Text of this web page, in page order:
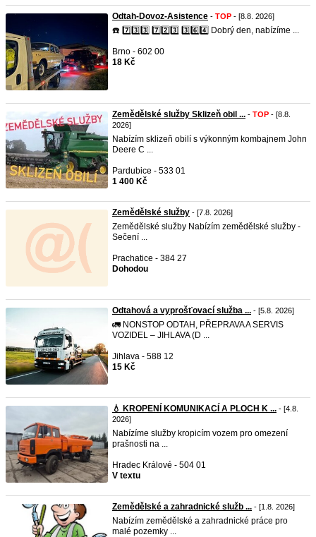
Odtah-Dovoz-Asistence - TOP - [8.8. 2026]
☎️ 7️⃣3️⃣3️⃣ 7️⃣2️⃣3️⃣ 3️⃣6️⃣4️⃣ Dobrý den, nabízíme ...
Brno - 602 00
18 Kč
Zemědělské služby Sklizeň obil ... - TOP - [8.8.
2026]
Nabízím sklizeň obilí s výkonným kombajnem John
Deere C ...
Pardubice - 533 01
1 400 Kč
Zemědělské služby - [7.8. 2026]
Zemědělské služby Nabízím zemědělské služby -
Sečení ...
Prachatice - 384 27
Dohodou
Odtahová a vyprošťovací služba ... - [5.8. 2026]
🚛 NONSTOP ODTAH, PŘEPRAVA A SERVIS
VOZIDEL – JIHLAVA (D ...
Jihlava - 588 12
15 Kč
💧 KROPENÍ KOMUNIKACÍ A PLOCH K ... - [4.8.
2026]
Nabízíme služby kropicím vozem pro omezení
prašnosti na ...
Hradec Králové - 504 01
V textu
Zemědělské a zahradnické služb ... - [1.8. 2026]
Nabízím zemědělské a zahradnické práce pro
malé pozemky ...